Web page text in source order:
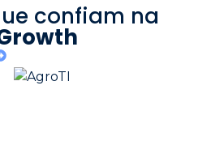
confiam na